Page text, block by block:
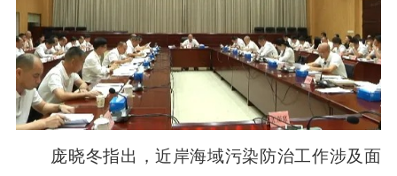
庞晓冬指出，近岸海域污染防治工作涉及面